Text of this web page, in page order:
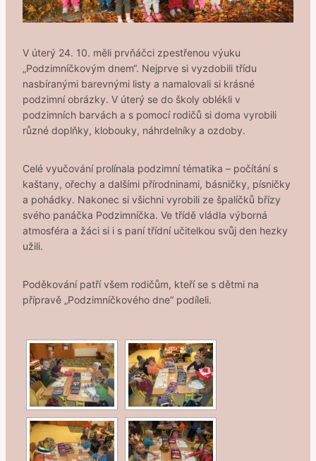
V úterý 24. 10. měli prvňáčci zpestřenou výuku
„Podzimníčkovým dnem“. Nejprve si vyzdobili třídu
nasbíranými barevnými listy a namalovali si krásné
podzimní obrázky. V úterý se do školy oblékli v
podzimních barvách a s pomocí rodičů si doma vyrobili
různé doplňky, klobouky, náhrdelníky a ozdoby.
Celé vyučování prolínala podzimní tématika – počítání s
kaštany, ořechy a dalšími přírodninami, básničky, písničky
a pohádky. Nakonec si všichni vyrobili ze špalíčků břízy
svého panáčka Podzimníčka. Ve třídě vládla výborná
atmosféra a žáci si i s paní třídní učitelkou svůj den hezky
užili.
Poděkování patří všem rodičům, kteří se s dětmi na
přípravě „Podzimníčkového dne“ podíleli.